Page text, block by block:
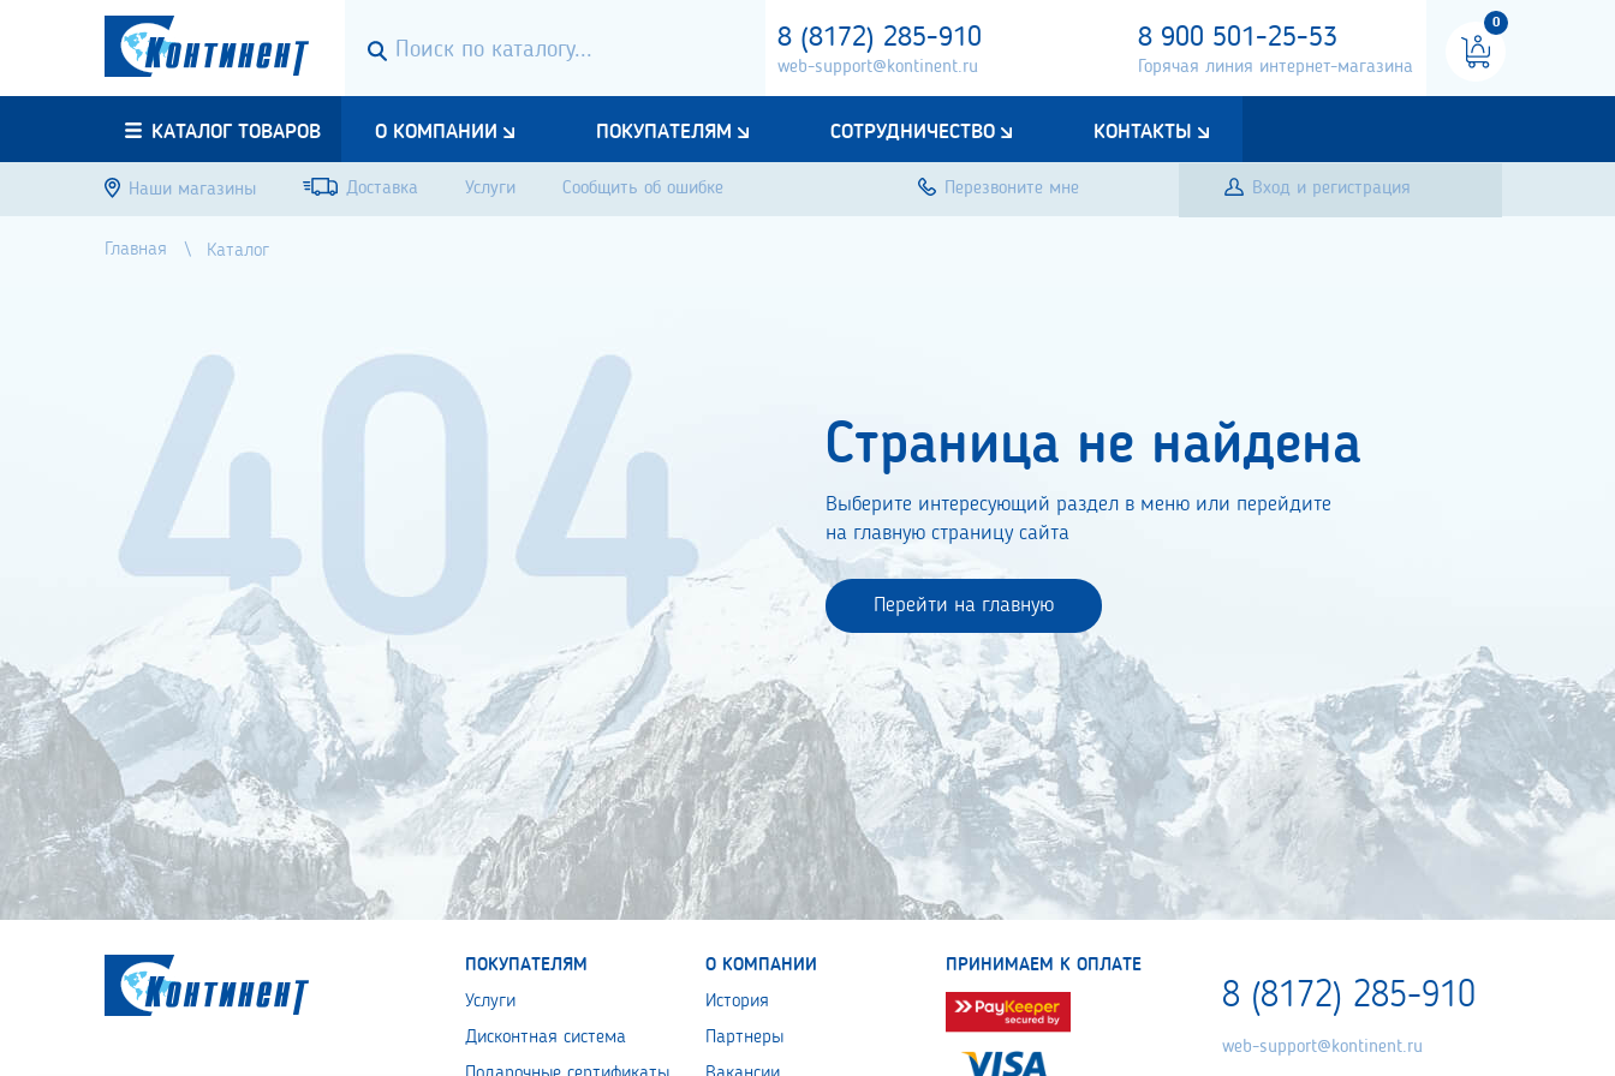
8 (8172) 285-910
web-support@kontinent.ru
8 900 501-25-53
Горячая линия интернет-магазина
0
КАТАЛОГ ТОВАРОВ О КОМПАНИИ ПОКУПАТЕЛЯМ СОТРУДНИЧЕСТВО КОНТАКТЫ
Наши магазины Доставка Услуги Сообщить об ошибке Перезвоните мне Вход и регистрация
Главная Каталог
Страница не найдена
Выберите интересующий раздел в меню или перейдите
на главную страницу сайта
Перейти на главную
ПОКУПАТЕЛЯМ
Услуги
Дисконтная система
О КОМПАНИИ
История
Партнеры
ПРИНИМАЕМ К ОПЛАТЕ
8 (8172) 285-910
web-support@kontinent.ru